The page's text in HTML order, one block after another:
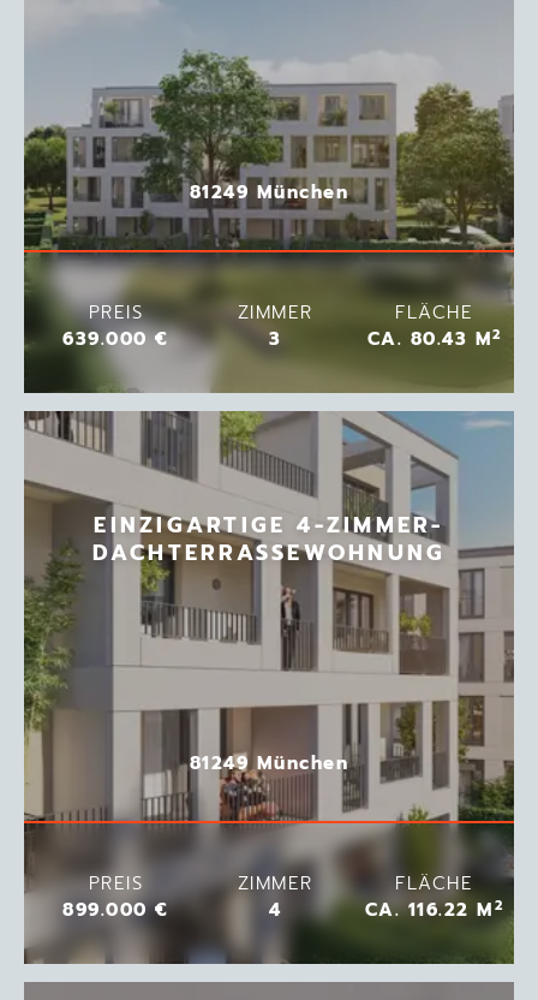
81249 München
PREIS
639.000 €
ZIMMER
3
FLÄCHE
CA. 80.43 M2
EINZIGARTIGE 4-ZIMMER-
DACHTERRASSEWOHNUNG
81249 München
PREIS
899.000 €
ZIMMER
4
FLÄCHE
CA. 116.22 M2